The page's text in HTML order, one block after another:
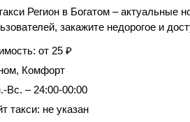
Регион в Богатом – актуальные
закажите недорогое и
от 25 ₽
Комфорт
Вс. – 24:00-00:00
такси: не указан